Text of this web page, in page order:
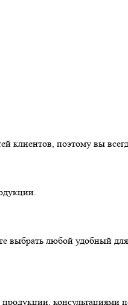
клиентов, поэтому вы
любой удобный для
консультациями